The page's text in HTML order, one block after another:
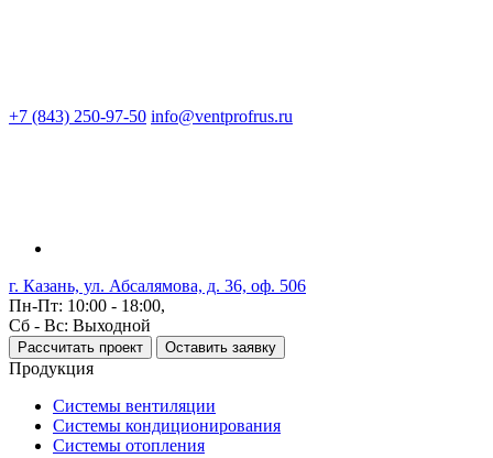
+7 (843) 250-97-50 info@ventprofrus.ru
г. Казань, ул. Абсалямова, д. 36, оф. 506
Пн-Пт: 10:00 - 18:00,
Сб - Вс: Выходной
Рассчитать проект Оставить заявку
Продукция
Системы вентиляции
Системы кондиционирования
Системы отопления